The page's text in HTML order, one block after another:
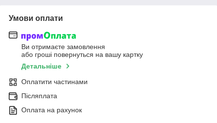
Умови оплати
Ви отримаєте замовлення
або гроші повернуться на вашу картку
Детальніше
Оплатити частинами
Післяплата
Оплата на рахунок